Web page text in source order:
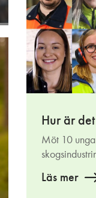
Hur är
Möt 10
Läs mer